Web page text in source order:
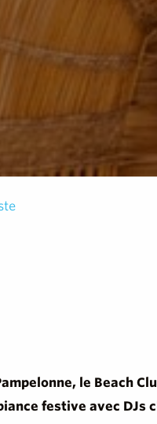
le Beach
festive avec DJs